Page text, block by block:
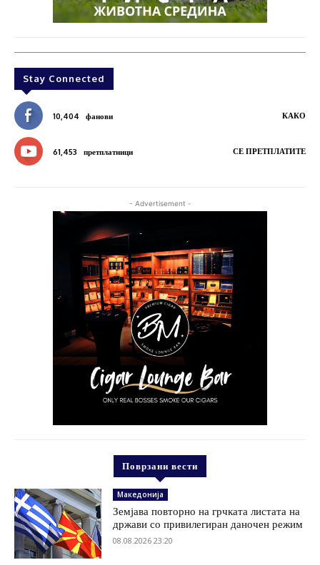
Stay Connected
10,404 фанови КАКО
61,453 претплатници СЕ ПРЕТПЛАТИТЕ
- Advertisement -
Поврзани вести
Македонија
Земјава повторно на грчката листата на
држави со привилегиран даночен режим
08.08.2026 23:20